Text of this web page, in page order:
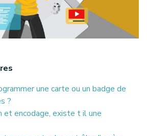
une carte ou un badge de
?
et encodage, existe t il une